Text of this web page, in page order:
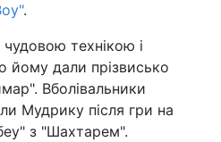
.
технікою і
йому дали прізвисько
Вболівальники
Мудрику після гри на
з "Шахтарем".